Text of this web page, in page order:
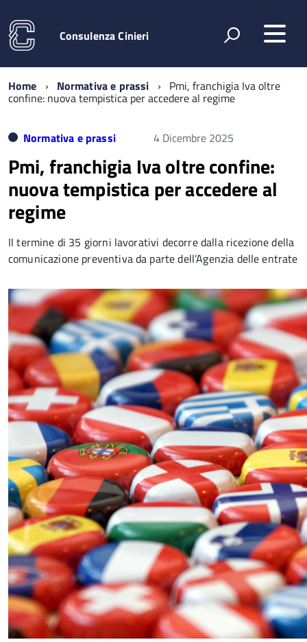
Consulenza Cinieri
Home Normativa e prassi Pmi, franchigia Iva oltre
confine: nuova tempistica per accedere al regime
Normativa e prassi 4 Dicembre 2025
Pmi, franchigia Iva oltre confine:
nuova tempistica per accedere al
regime
Il termine di 35 giorni lavorativi decorre dalla ricezione della
comunicazione preventiva da parte dell’Agenzia delle entrate